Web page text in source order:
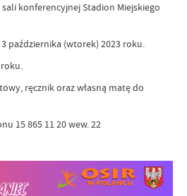
konferencyjnej Stadion Miejskiego
października (wtorek) 2023 roku.
ręcznik oraz własną matę do
15 865 11 20 wew. 22